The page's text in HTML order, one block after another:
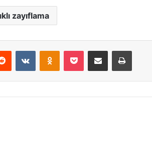
zayıflama
Reddit VKontakteOdnoklassniki
Pocket E-Posta ile paylaş Yazdır